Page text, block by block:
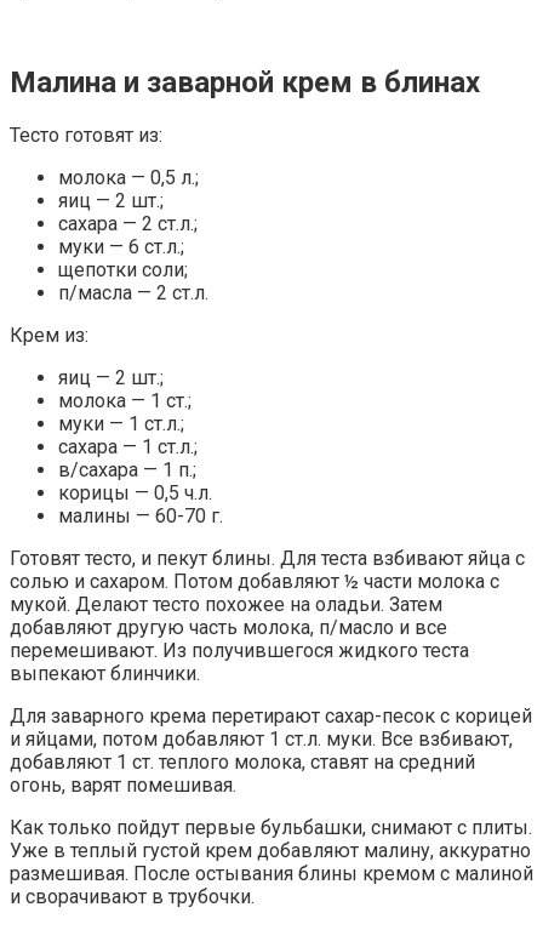
Малина и заварной крем в блинах
Тесто готовят из:
молока — 0,5 л.;
яиц — 2 шт.;
сахара — 2 ст.л.;
муки — 6 ст.л.;
щепотки соли;
п/масла — 2 ст.л.
Крем из:
яиц — 2 шт.;
молока — 1 ст.;
муки — 1 ст.л.;
сахара — 1 ст.л.;
в/сахара — 1 п.;
корицы — 0,5 ч.л.
малины — 60-70 г.
Готовят тесто, и пекут блины. Для теста взбивают яйца с
солью и сахаром. Потом добавляют ½ части молока с
мукой. Делают тесто похожее на оладьи. Затем
добавляют другую часть молока, п/масло и все
перемешивают. Из получившегося жидкого теста
выпекают блинчики.
Для заварного крема перетирают сахар-песок с корицей
и яйцами, потом добавляют 1 ст.л. муки. Все взбивают,
добавляют 1 ст. теплого молока, ставят на средний
огонь, варят помешивая.
Как только пойдут первые бульбашки, снимают с плиты.
Уже в теплый густой крем добавляют малину, аккуратно
размешивая. После остывания блины кремом с малиной
и сворачивают в трубочки.